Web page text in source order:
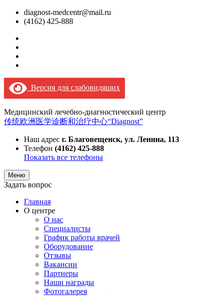
diagnost-medcentr@mail.ru
(4162) 425-888
Версия для слабовидящих
Медицинский лечебно-диагностический центр
传统欧洲医学诊断和治疗中心“Diagnost”
Наш адрес г. Благовещенск, ул. Ленина, 113
Телефон (4162) 425-888
Показать все телефоны
Меню
Задать вопрос
Главная
О центре
О нас
Специалисты
График работы врачей
Оборудование
Отзывы
Вакансии
Партнеры
Наши награды
Фотогалерея